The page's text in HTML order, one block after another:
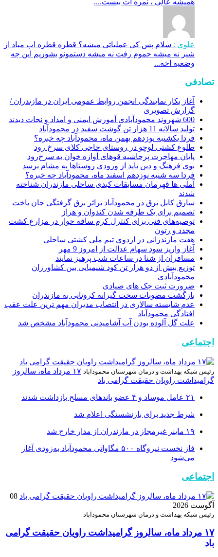
همیشه عالی ، نمره ات بیست....
علوی : سلام پس کی عملیاتی میشه؟ قطره قطره اب میاد از
شیر نه میشه حموم رفت نه میشه دستمونو بشوریم این چه
وضعیه اخه...
تصادفی
آغاز بکار نمایندگی انجمن روابط عمومی ایران در مازندران /
گزارش تصویری
600 شهروند محمودآبادی آموزش ایمنی و امداد و نجات دیدند
تولید سالانه 11 هزار تن گوشت سفید در محمودآباد
فردا یکشنبه نوزدهم بهمن ماه، محمودآباد چه خبره؟
طلوع کشتی لوچو در روستای حاجی کلای سرخ رود
پایان مهاجرت پرحاشیه قوهای آوازه خوان به سرخ‌رود
بوی فرهنگ و دین باید از ورودی روستاها به مشام برسد
فردا سه شنبه نوزدهم اسفند ماه، محمودآباد چه خبره؟
آملی ها قهرمان مسابقات کبدی ساحلی مازندران شناخته
شدند
سارق کابل برق در محمودآباد براثر برق گرفتگی جان باخت
تصمیم برای یک طرفه شدن کندوان و هراز
توصیه‌های فنی برای کنترل کرم ساقه خوار در مزارع کشت
مجدد و رتون
هفت مازندرانی در اردوی تیم ملی کشتی ساحلی
آغاز واریز سود سهام عدالت از امروز 9 مهر
مسافران از شنا در ساعات شب پرهیز نمایند
توزیع بیش از دو هزار تن کود شیمیایی بین کشاورزان
محمودآبادی
ضرورت ثبت چک های صیادی
بازگشت مصوبات سخت گیرانه کرونایی به مازندران
عدم شایسته سالاری در انتصاب مدیران مهم ترین علت عقب
افتادگی محمودآباد
علت گل آلوده بودن آب آشامیدنی محمودآباد مشخص شد
اجتماعی
رئیس شبکه بهداشت و درمان شهرستان محمودآباد
۱۷ مرداد ماه، سالروز
گرامیداشت راویان حقیقت گرامی باد
۲۱ عامل موساد و ۴ عضو باند‌های مسلح بازداشت شدند
شرط جدید برای بازنشستگی اعلام شد
۱۹ ماینر غیرمجاز در مازندران از مدار خارج شد
فاز نخست نیروگاه ۵۰۰ مگاواتی محمودآباد به‌زودی آغاز
می‌شود
اجتماعی
08
آگوست 2026
رئیس شبکه بهداشت و درمان شهرستان محمودآباد
۱۷ مرداد ماه، سالروز گرامیداشت راویان حقیقت گرامی
باد